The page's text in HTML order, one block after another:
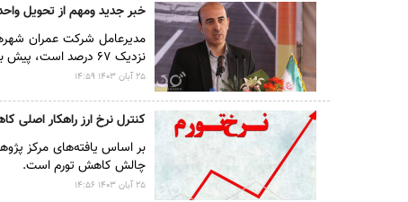
خبر جدید ومهم از تحویل
نزدیک ۶۷ درصد است، پیش بینی ما این هست که ۴۳۲ واحد را تا پایان سال تحویل دهیم.
۲۵ آبان ۱۴۰۳ ۱۴:۵۹
کنترل نرخ ارز راهکار اصلی
بر اساس یافته‌های مرکز
چالش کاهش تورم است.
۲۵ آبان ۱۴۰۳ ۱۴:۵۶